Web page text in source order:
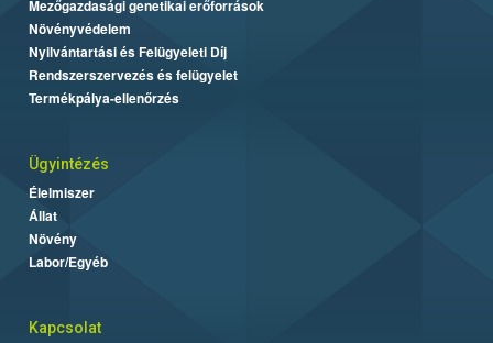
Mezőgazdasági genetikai erőforrások
Növényvédelem
Nyilvántartási és Felügyeleti Díj
Rendszerszervezés és felügyelet
Termékpálya-ellenőrzés
Ügyintézés
Élelmiszer
Állat
Növény
Labor/Egyéb
Kapcsolat